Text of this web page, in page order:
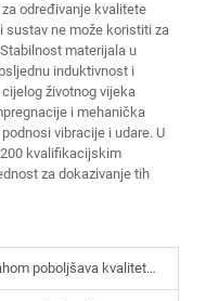
određivanje kvalitete
sustav ne može koristiti za
materijala u
induktivnost i
životnog vijeka
i mehanička
vibracije i udare. U
kvalifikacijskim
za dokazivanje tih
kvalitetu premaza